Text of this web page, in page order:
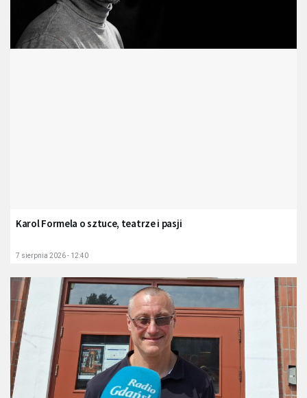
Karol Formela o sztuce, teatrze i pasji
7 sierpnia 2026 - 12:40